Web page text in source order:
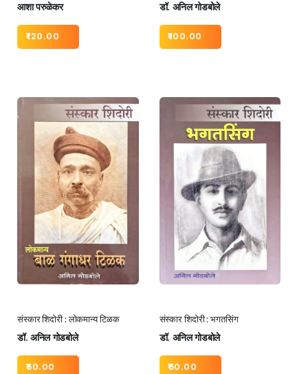
आशा परुळेकर
120.00
डॉ. अनिल गोडबोले
100.00
संस्कार शिदोरी : लोकमान्य टिळक
डॉ. अनिल गोडबोले
60.00
संस्कार शिदोरी : भगतसिंग
डॉ. अनिल गोडबोले
60.00